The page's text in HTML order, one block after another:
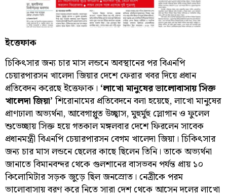
ইত্তেফাক
চিকিৎসার জন্য চার মাস লন্ডনে অবস্থানের পর বিএনপি
চেয়ারপারসন খালেদা জিয়ার দেশে ফেরার খবর দিয়ে প্রধান
প্রতিবেদন করেছে ইত্তেফাক। ‘লাখো মানুষের ভালোবাসায় সিক্ত
খালেদা জিয়া’ শিরোনামের প্রতিবেদনে বলা হয়েছে, লাখো মানুষের
প্রাণঢালা অভ্যর্থনা, আবেগাপ্লুত উচ্ছ্বাস, মুহুর্মুহু স্লোগান ও ফুলেল
শুভেচ্ছায় সিক্ত হয়ে গতকাল মঙ্গলবার দেশে ফিরলেন সাবেক
প্রধানমন্ত্রী বিএনপি চেয়ারপারসন বেগম খালেদা জিয়া। চিকিৎসার
জন্য চার মাস লন্ডনে ছেলের কাছে ছিলেন তিনি। তাকে অভ্যর্থনা
জানাতে বিমানবন্দর থেকে গুলশানের বাসভবন পর্যন্ত প্রায় ১০
কিলোমিটার সড়ক জুড়ে ছিল জনস্রোত। নেত্রীকে পরম
ভালোবাসায় বরণ করে নিতে সারা দেশ থেকে আসেন দলের লাখো